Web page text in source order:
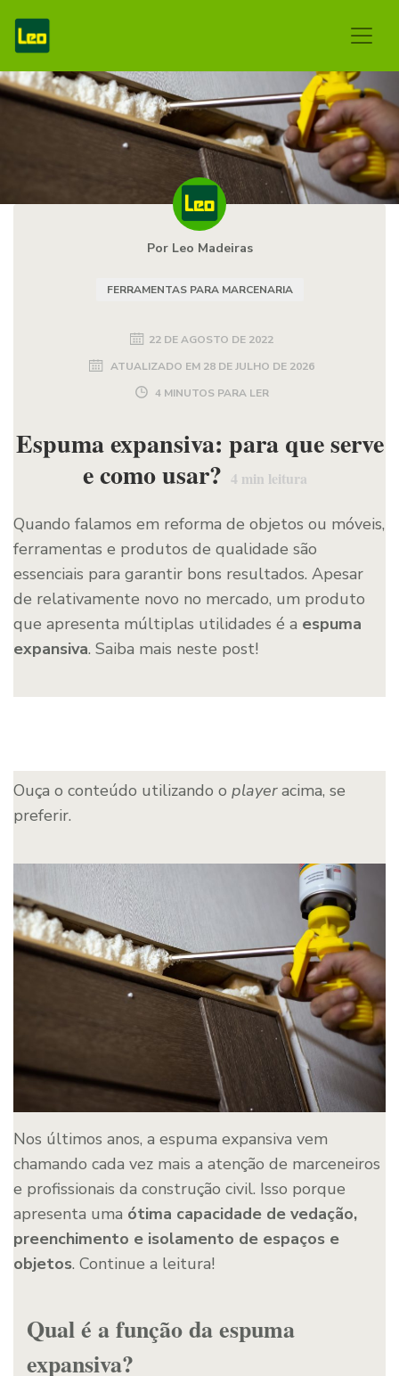
Por Leo Madeiras
FERRAMENTAS PARA MARCENARIA
22 DE AGOSTO DE 2022
ATUALIZADO EM 28 DE JULHO DE 2026
4 MINUTOS PARA LER
Espuma expansiva: para que serve
e como usar? 4 min leitura
Quando falamos em reforma de objetos ou móveis,
ferramentas e produtos de qualidade são
essenciais para garantir bons resultados. Apesar
de relativamente novo no mercado, um produto
que apresenta múltiplas utilidades é a espuma
expansiva. Saiba mais neste post!
Ouça o conteúdo utilizando o playeracima, se
preferir.
Nos últimos anos, a espuma expansiva vem
chamando cada vez mais a atenção de marceneiros
e profissionais da construção civil. Isso porque
apresenta uma ótima capacidade de vedação,
preenchimento e isolamento de espaços e
objetos. Continue a leitura!
Qual é a função da espuma
expansiva?